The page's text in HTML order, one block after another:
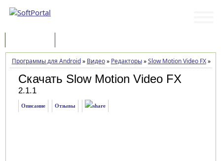
Программы для Android» Видео» Редакторы»Slow Motion Video FX»
Скачать Slow Motion Video FX
2.1.1
Описание Отзывы